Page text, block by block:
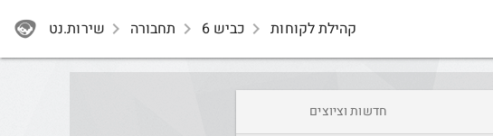
שירות.נט navigate_next תחבורה navigate_next כביש 6 navigate_next קהילת לקוחות
חדשות וציוצים